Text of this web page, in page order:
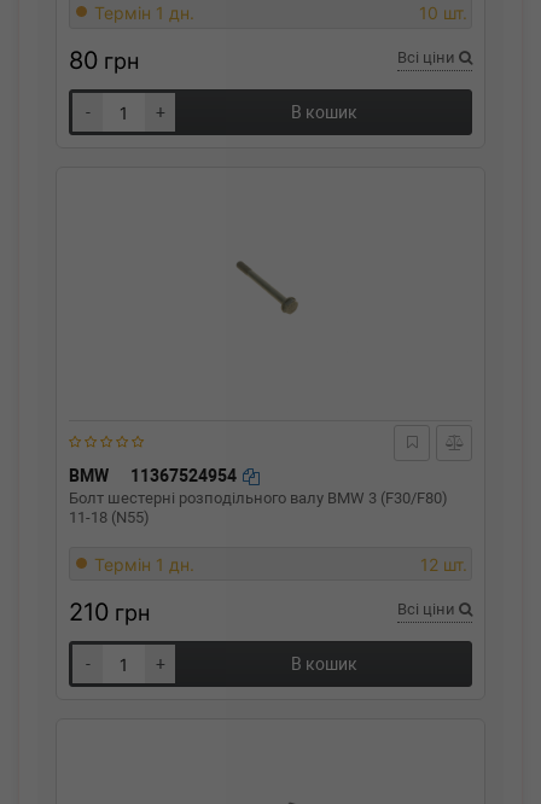
Термін 1 дн. 10 шт.
80 грн Всі ціни
- + В кошик
BMW 11367524954
Болт шестерні розподільного валу BMW 3 (F30/F80)
11-18 (N55)
Термін 1 дн. 12 шт.
210 грн Всі ціни
- + В кошик